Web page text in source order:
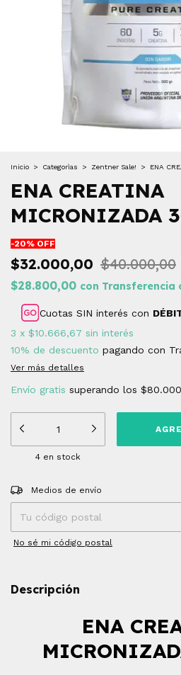
Inicio > Categorìas > Zentner Sale! > ENA
ENA CREATINA
MICRONIZADA
-20% OFF
$32.000,00 $40.000,00
$28.800,00 con Transferencia
Cuotas SIN interés con
3 x $10.666,67 sin interés
10% de descuento pagando con
Ver más detalles
Envío gratis superando los
4 en stock
Entregas para el CP:
Medios de envío
No sé mi código postal
Descripción
ENA